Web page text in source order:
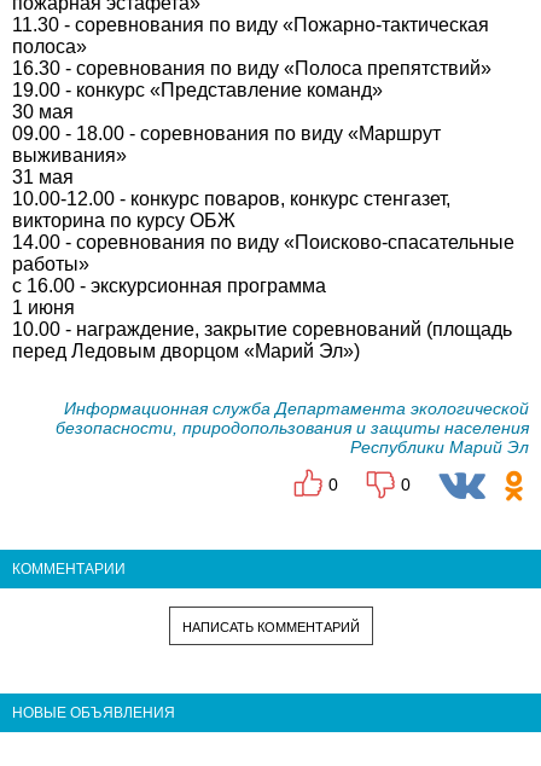
11.30 - соревнования по виду «Пожарно-тактическая
полоса»
16.30 - соревнования по виду «Полоса препятствий»
19.00 - конкурс «Представление команд»
30 мая
09.00 - 18.00 - соревнования по виду «Маршрут
выживания»
31 мая
10.00-12.00 - конкурс поваров, конкурс стенгазет,
викторина по курсу ОБЖ
14.00 - соревнования по виду «Поисково-спасательные
работы»
с 16.00 - экскурсионная программа
1 июня
10.00 - награждение, закрытие соревнований (площадь
перед Ледовым дворцом «Марий Эл»)
Информационная служба Департамента экологической
безопасности, природопользования и защиты населения
Республики Марий Эл
0
0
КОММЕНТАРИИ
НАПИСАТЬ КОММЕНТАРИЙ
НОВЫЕ ОБЪЯВЛЕНИЯ